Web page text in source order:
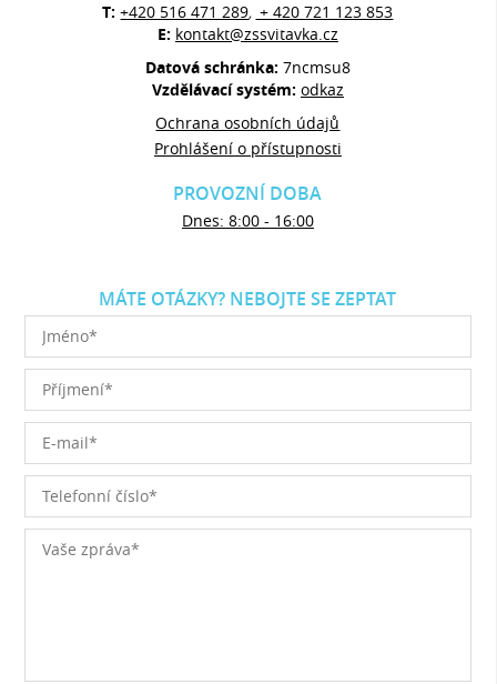
T:+420 516 471 289, + 420 721 123 853
E: kontakt@zssvitavka.cz
Datová schránka: 7ncmsu8
Vzdělávací systém: odkaz
Ochrana osobních údajů
Prohlášení o přístupnosti
PROVOZNÍ DOBA
Dnes: 8:00 - 16:00
MÁTE OTÁZKY? NEBOJTE SE ZEPTAT